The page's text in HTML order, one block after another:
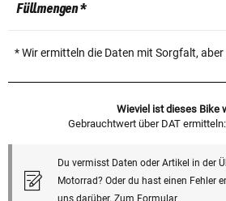
Füllmengen *
* Wir ermitteln die Daten mit Sorgfalt,
Wieviel ist dieses Bike
Gebrauchtwert über DAT ermitteln:
Du vermisst Daten oder Artikel in der
Motorrad? Oder du hast einen Fehler
uns darüber. Zum Formular